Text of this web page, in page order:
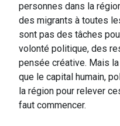
personnes dans la
des migrants à toutes
sont pas des tâches
volonté politique, des
pensée créative. Mais
que le capital humain,
la région pour relever
faut commencer.